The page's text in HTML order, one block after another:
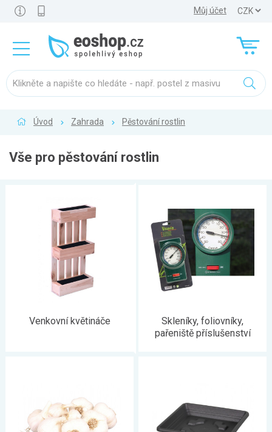
Můj účet
Úvod Zahrada Pěstování rostlin
Vše pro pěstování rostlin
Venkovní květináče
Skleníky, foliovníky,
pařeniště příslušenství